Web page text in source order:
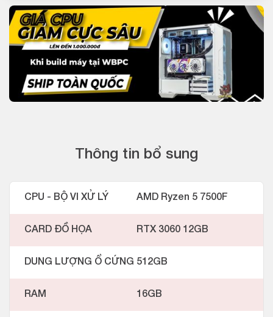
Thông tin bổ sung
CPU - BỘ VI XỬ LÝ AMD Ryzen 5 7500F
CARD ĐỒ HỌA RTX 3060 12GB
DUNG LƯỢNG Ổ CỨNG 512GB
RAM 16GB